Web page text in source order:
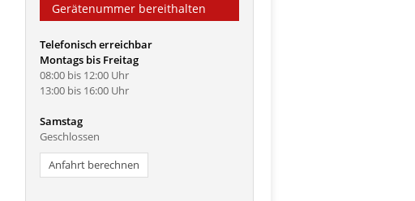
Gerätenummer bereithalten
Telefonisch erreichbar
Montags bis Freitag
08:00 bis 12:00 Uhr
13:00 bis 16:00 Uhr
Samstag
Geschlossen
Anfahrt berechnen